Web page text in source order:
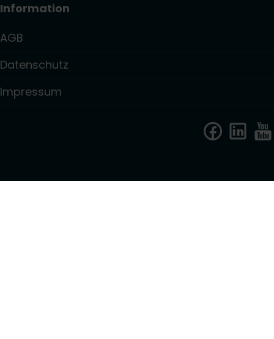
Information
AGB
Datenschutz
Impressum